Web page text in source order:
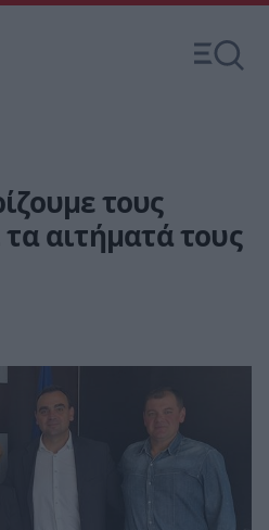
τους
τα αιτήματά τους